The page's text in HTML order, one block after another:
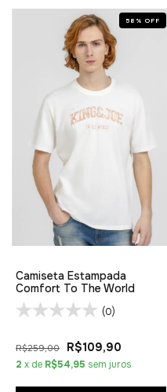
58 % OFF
Camiseta Estampada
Comfort To The World
(0)
R$259,00 R$109,90
2 x de R$54,95 sem juros